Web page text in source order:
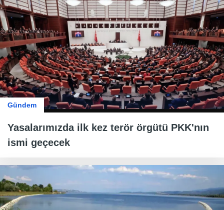
Gündem
Yasalarımızda ilk kez terör örgütü PKK'nın
ismi geçecek